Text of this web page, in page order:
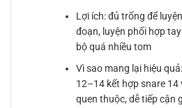
Lợi ích: đủ trống để
đoạn, luyện phối hợp
bộ quá nhiều tom
Vì sao mang lại hiệu
12–14 kết hợp snare
quen thuộc, dễ tiếp cận